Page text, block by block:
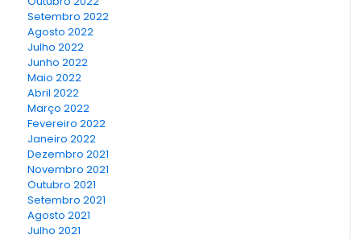
Setembro 2022
Agosto 2022
Julho 2022
Junho 2022
Maio 2022
Abril 2022
Março 2022
Fevereiro 2022
Janeiro 2022
Dezembro 2021
Novembro 2021
Outubro 2021
Setembro 2021
Agosto 2021
Julho 2021